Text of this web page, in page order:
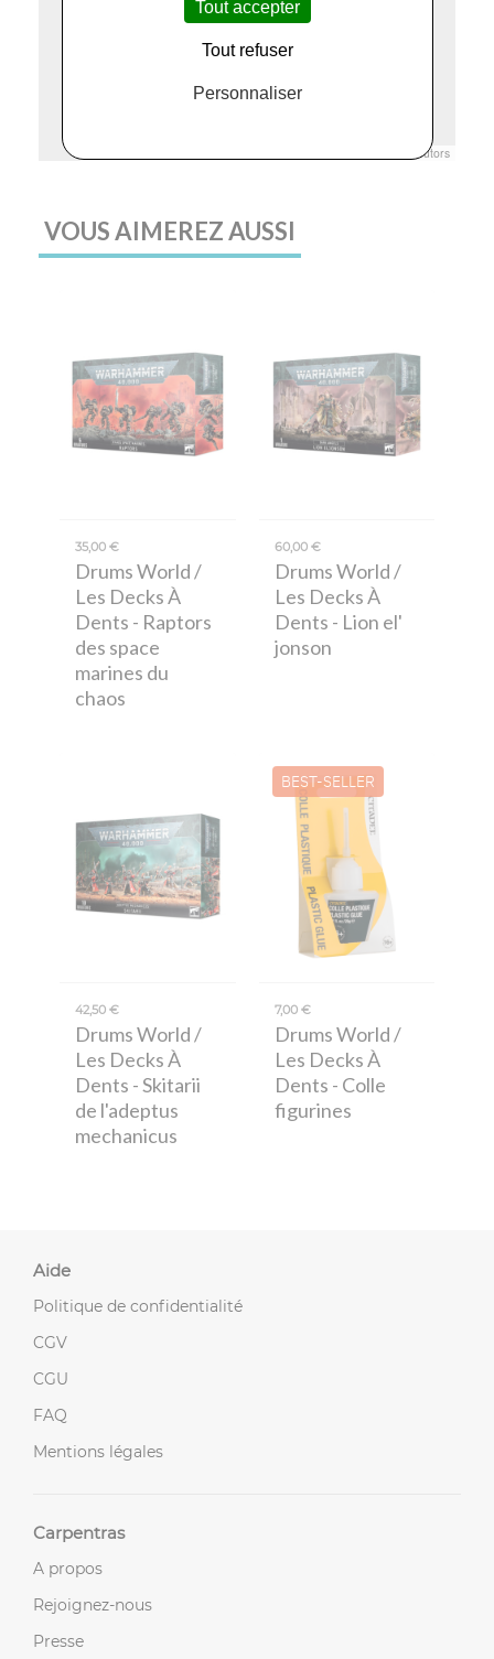
contributors
VOUS AIMEREZ AUSSI
35,00 €
Drums World /
Les Decks À
Dents - Raptors
des space
marines du
chaos
60,00 €
Drums World /
Les Decks À
Dents - Lion el'
jonson
42,50 €
Drums World /
Les Decks À
Dents - Skitarii
de l'adeptus
mechanicus
BEST-SELLER
7,00 €
Drums World /
Les Decks À
Dents - Colle
figurines
Aide
Politique de confidentialité
CGV
CGU
FAQ
Mentions légales
Carpentras
A propos
Rejoignez-nous
Presse
Tout accepter
Tout refuser
Personnaliser